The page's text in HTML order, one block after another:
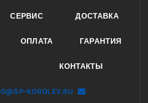
СЕРВИС ДОСТАВКА
ОПЛАТА ГАРАНТИЯ
КОНТАКТЫ
KOROLEV.RU